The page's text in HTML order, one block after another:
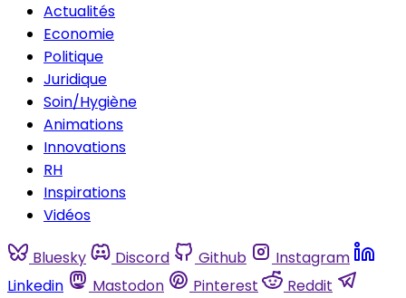
Actualités
Economie
Politique
Juridique
Soin/Hygiène
Animations
Innovations
RH
Inspirations
Vidéos
Bluesky Discord Github
Instagram
Linkedin
Mastodon Pinterest
Reddit